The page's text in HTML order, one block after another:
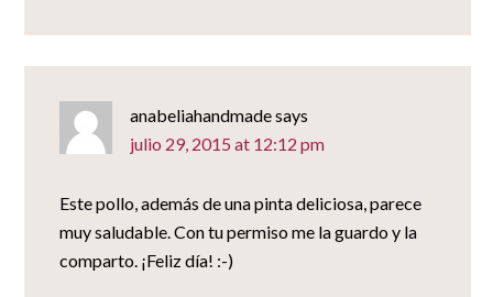
anabeliahandmadesays
julio 29, 2015 at 12:12 pm
Este pollo, además de una pinta deliciosa, parece
muy saludable. Con tu permiso me la guardo y la
comparto. ¡Feliz día! :-)